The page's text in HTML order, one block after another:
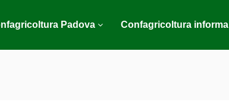
Padova Confagricoltura informa